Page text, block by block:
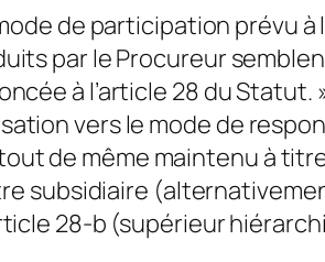
de participation prévu
par le Procureur
à l’article 28 du Statut.
vers le mode de
de même maintenu à
subsidiaire
28-b (supérieur